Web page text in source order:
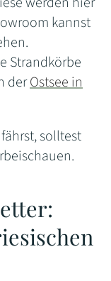
kannst
Strandkörbe
derOstsee in
solltest